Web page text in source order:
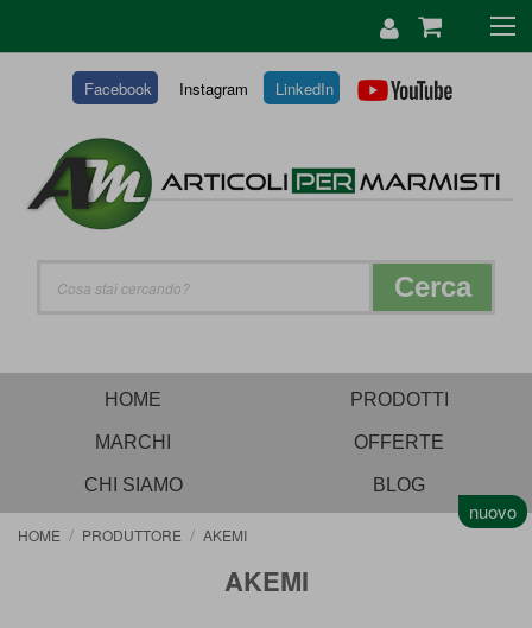
Facebook Instagram LinkedIn
CONTENUTO
Cerca
HOME PRODOTTI
MARCHI OFFERTE
CHI SIAMO BLOG
HOME PRODUTTORE AKEMI
AKEMI